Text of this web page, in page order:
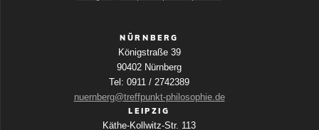
NÜRNBERG
Königstraße 39
90402 Nürnberg
Tel: 0911 / 2742389
nuernberg@treffpunkt-philosophie.de
LEIPZIG
Käthe-Kollwitz-Str. 113